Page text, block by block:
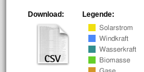
Legende:
Download: